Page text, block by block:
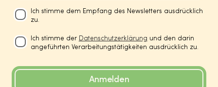
Ich stimme dem Empfang des Newsletters ausdrücklich
zu.
Ich stimme der Datenschutzerklärung und den darin
angeführten Verarbeitungstätigkeiten ausdrücklich zu.
Anmelden